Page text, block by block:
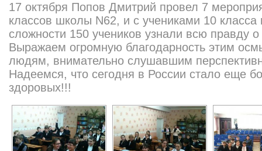
17 октября Попов Дмитрий провел 7
классов школы N62, и с учениками 10
сложности 150 учеников узнали всю правду о
Выражаем огромную благодарность этим
людям, внимательно слушавшим
Надеемся, что сегодня в России стало еще
здоровых!!!